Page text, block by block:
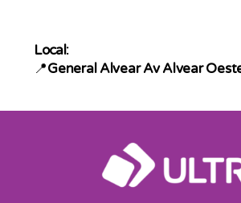
Local:
📍General Alvear Av Alvear